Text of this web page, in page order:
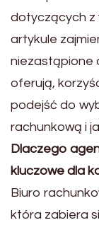
dotyczących z
artykule
niezastąpione
oferują,
podejść do
rachunkową i
Dlaczego
kluczowe dla
Biuro
która zabiera